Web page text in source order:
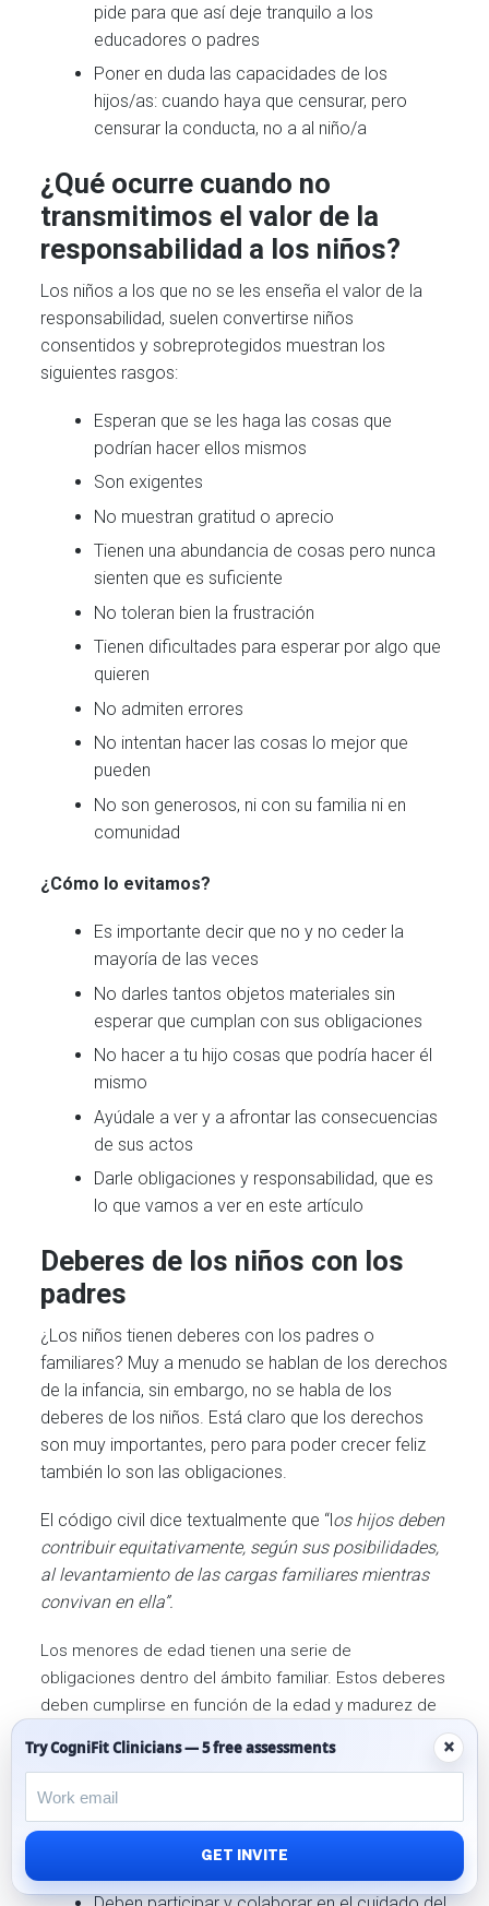
pide para que así deje tranquilo a los
educadores o padres
Poner en duda las capacidades de los
hijos/as: cuando haya que censurar, pero
censurar la conducta, no a al niño/a
¿Qué ocurre cuando no
transmitimos el valor de la
responsabilidad a los niños?
Los niños a los que no se les enseña el valor de la
responsabilidad, suelen convertirse niños
consentidos y sobreprotegidos muestran los
siguientes rasgos:
Esperan que se les haga las cosas que
podrían hacer ellos mismos
Son exigentes
No muestran gratitud o aprecio
Tienen una abundancia de cosas pero nunca
sienten que es suficiente
No toleran bien la frustración
Tienen dificultades para esperar por algo que
quieren
No admiten errores
No intentan hacer las cosas lo mejor que
pueden
No son generosos, ni con su familia ni en
comunidad
¿Cómo lo evitamos?
Es importante decir que no y no ceder la
mayoría de las veces
No darles tantos objetos materiales sin
esperar que cumplan con sus obligaciones
No hacer a tu hijo cosas que podría hacer él
mismo
Ayúdale a ver y a afrontar las consecuencias
de sus actos
Darle obligaciones y responsabilidad, que es
lo que vamos a ver en este artículo
Deberes de los niños con los
padres
¿Los niños tienen deberes con los padres o
familiares? Muy a menudo se hablan de los derechos
de la infancia, sin embargo, no se habla de los
deberes de los niños. Está claro que los derechos
son muy importantes, pero para poder crecer feliz
también lo son las obligaciones.
El código civil dice textualmente que “los hijos deben
contribuir equitativamente, según sus posibilidades,
al levantamiento de las cargas familiares mientras
convivan en ella”.
Los menores de edad tienen una serie de
obligaciones dentro del ámbito familiar. Estos deberes
deben cumplirse en función de la edad y madurez de
hogar.
Try CogniFit Clinicians — 5 free assessments ×
GET INVITE